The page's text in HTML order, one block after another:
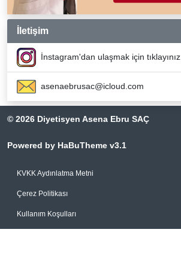
İletişim
İnstagram'dan ulaşmak için tıklayınız.
asenaebrusac@icloud.com
© 2026 Diyetisyen Asena Ebru SAÇ
Powered by HaBuTheme v3.1
KVKK Aydınlatma Metni
Çerez Politikası
Kullanım Koşulları